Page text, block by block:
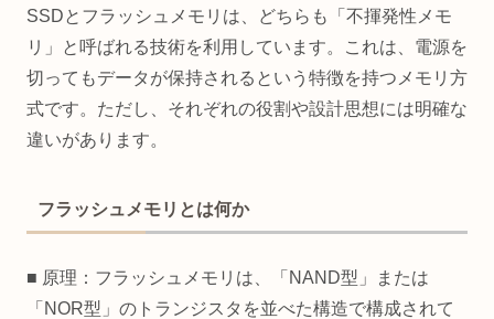
SSDとフラッシュメモリは、どちらも「不揮発性メモ
リ」と呼ばれる技術を利用しています。これは、電源を
切ってもデータが保持されるという特徴を持つメモリ方
式です。ただし、それぞれの役割や設計思想には明確な
違いがあります。
フラッシュメモリとは何か
■ 原理：フラッシュメモリは、「NAND型」または
「NOR型」のトランジスタを並べた構造で構成されて